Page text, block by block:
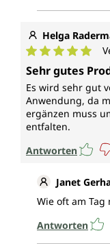
Helga
Sehr gutes
Es wird sehr gut
Anwendung, da
ergänzen muss
entfalten.
Antworten
Janet
Wie oft am Tag
Antworten